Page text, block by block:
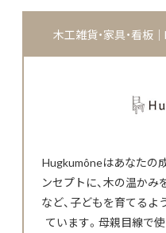
木工雑貨・家具・看板
Hugkumôneはあなたの
ンセプトに、木の温か
など、子どもを育てる
ています。母親目線で